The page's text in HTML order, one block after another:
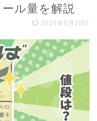
ル量を解説
2024年6月20日